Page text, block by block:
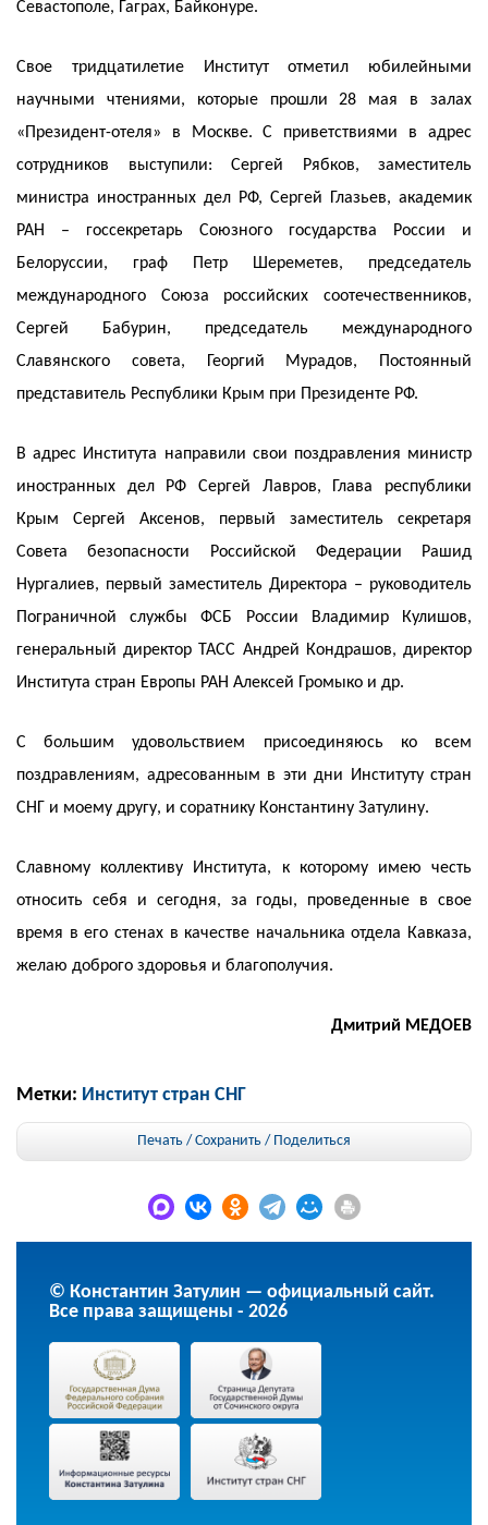
Севастополе, Гаграх, Байконуре.
Свое тридцатилетие Институт отметил юбилейными
научными чтениями, которые прошли 28 мая в залах
«Президент-отеля» в Москве. С приветствиями в адрес
сотрудников выступили: Сергей Рябков, заместитель
министра иностранных дел РФ, Сергей Глазьев, академик
РАН – госсекретарь Союзного государства России и
Белоруссии, граф Петр Шереметев, председатель
международного Союза российских соотечественников,
Сергей Бабурин, председатель международного
Славянского совета, Георгий Мурадов, Постоянный
представитель Республики Крым при Президенте РФ.
В адрес Института направили свои поздравления министр
иностранных дел РФ Сергей Лавров, Глава республики
Крым Сергей Аксенов, первый заместитель секретаря
Совета безопасности Российской Федерации Рашид
Нургалиев, первый заместитель Директора – руководитель
Пограничной службы ФСБ России Владимир Кулишов,
генеральный директор ТАСС Андрей Кондрашов, директор
Института стран Европы РАН Алексей Громыко и др.
С большим удовольствием присоединяюсь ко всем
поздравлениям, адресованным в эти дни Институту стран
СНГ и моему другу, и соратнику Константину Затулину.
Славному коллективу Института, к которому имею честь
относить себя и сегодня, за годы, проведенные в свое
время в его стенах в качестве начальника отдела Кавказа,
желаю доброго здоровья и благополучия.
Дмитрий МЕДОЕВ
Метки: Институт стран СНГ
Печать / Сохранить / Поделиться
© Константин Затулин — официальный сайт.
Все права защищены - 2026